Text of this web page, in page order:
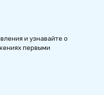
и узнавайте о
первыми